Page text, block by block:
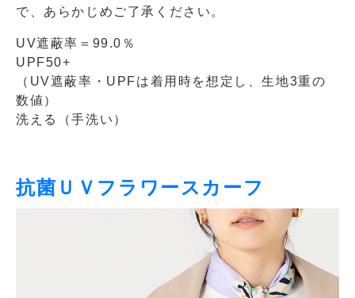
で、あらかじめご了承ください。
UV遮蔽率＝99.0％
UPF50+
（UV遮蔽率・UPFは着用時を想定し、生地3重の
数値）
洗える（手洗い）
抗菌ＵＶフラワースカーフ